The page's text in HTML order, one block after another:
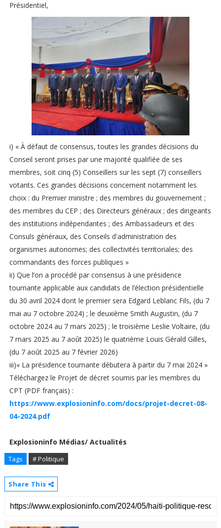
Présidentiel,
i) « À défaut de consensus, toutes les grandes décisions du
Conseil seront prises par une majorité qualifiée de ses
membres, soit cinq (5) Conseillers sur les sept (7) conseillers
votants. Ces grandes décisions concernent notamment les
choix : du Premier ministre ; des membres du gouvernement ;
des membres du CEP ; des Directeurs généraux ; des dirigeants
des institutions indépendantes ; des Ambassadeurs et des
Consuls généraux, des Conseils d'administration des
organismes autonomes; des collectivités territoriales; des
commandants des forces publiques »
ii) Que l’on a procédé par consensus à une présidence
tournante applicable aux candidats de l’élection présidentielle
du 30 avril 2024 dont le premier sera Edgard Leblanc Fils, (du 7
mai au 7 octobre 2024) ; le deuxième Smith Augustin, (du 7
octobre 2024 au 7 mars 2025) ; le troisième Leslie Voltaire, (du
7 mars 2025 au 7 août 2025) le quatrième Louis Gérald Gilles,
(du 7 août 2025 au 7 février 2026)
iii)« La présidence tournante débutera à partir du 7 mai 2024 »
Téléchargez le Projet de décret soumis par les membres du
CPT (PDF français) :
https://www.explosioninfo.com/docs/projet-decret-08-
04-2024.pdf
Explosioninfo Médias/ Actualités
Tags # Politique
Share This